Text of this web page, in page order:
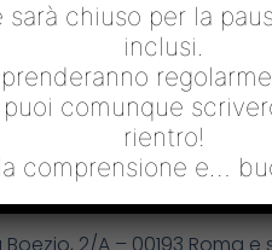
679 (di seguito
chiuso per la
inclusi.
comunque
rientro!
comprensione e…